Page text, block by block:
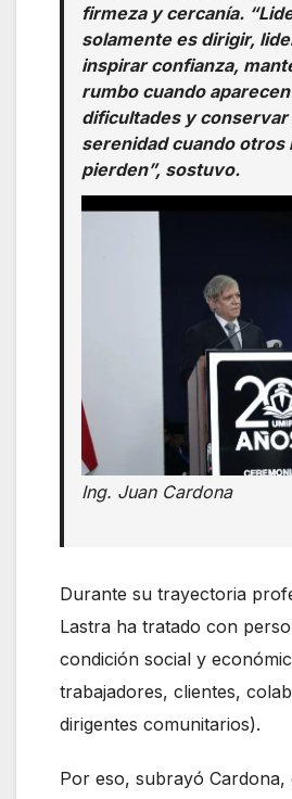
firmeza y cercanía.
solamente es dirigir,
inspirar confianza,
rumbo cuando aparecen
dificultades y conservar
serenidad cuando otros
pierden”, sostuvo.
Ing. Juan Cardona
Durante su trayectoria
Lastra ha tratado con
condición social y
trabajadores, clientes,
dirigentes comunitarios).
Por eso, subrayó Cardona,